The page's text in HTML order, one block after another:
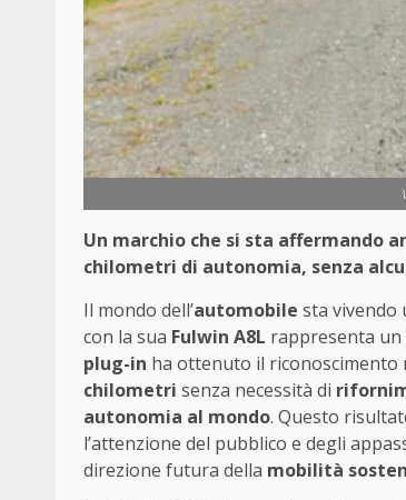
Un marchio che si sta affermando
chilometri di autonomia, senza
Il mondo dell’automobile sta vivendo
con la sua Fulwin A8L rappresenta
plug-in ha ottenuto il riconoscimento
chilometri senza necessità di
autonomia al mondo. Questo
l’attenzione del pubblico e degli
direzione futura della mobilità